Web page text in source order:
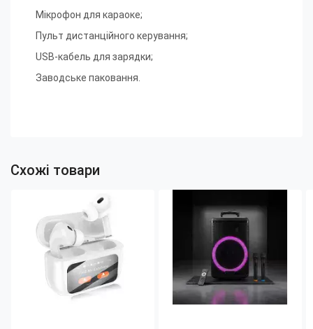
Мікрофон для караоке;
Пульт дистанційного керування;
USB-кабель для зарядки;
Заводське паковання.
Схожі товари